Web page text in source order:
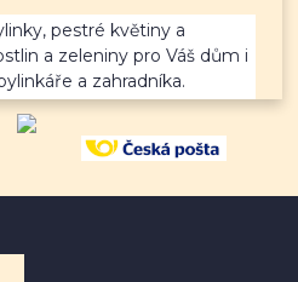
pestré květiny a
a zeleniny pro Váš dům i
a zahradníka.